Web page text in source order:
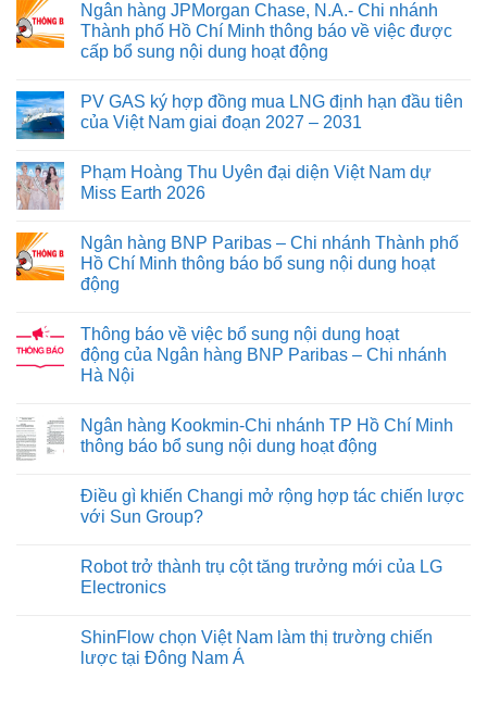
Ngân hàng JPMorgan Chase, N.A.- Chi nhánh
Thành phố Hồ Chí Minh thông báo về việc được
cấp bổ sung nội dung hoạt động
PV GAS ký hợp đồng mua LNG định hạn đầu tiên
của Việt Nam giai đoạn 2027 – 2031
Phạm Hoàng Thu Uyên đại diện Việt Nam dự
Miss Earth 2026
Ngân hàng BNP Paribas – Chi nhánh Thành phố
Hồ Chí Minh thông báo bổ sung nội dung hoạt
động
Thông báo về việc bổ sung nội dung hoạt
động của Ngân hàng BNP Paribas – Chi nhánh
Hà Nội
Ngân hàng Kookmin-Chi nhánh TP Hồ Chí Minh
thông báo bổ sung nội dung hoạt động
Điều gì khiến Changi mở rộng hợp tác chiến lược
với Sun Group?
Robot trở thành trụ cột tăng trưởng mới của LG
Electronics
ShinFlow chọn Việt Nam làm thị trường chiến
lược tại Đông Nam Á